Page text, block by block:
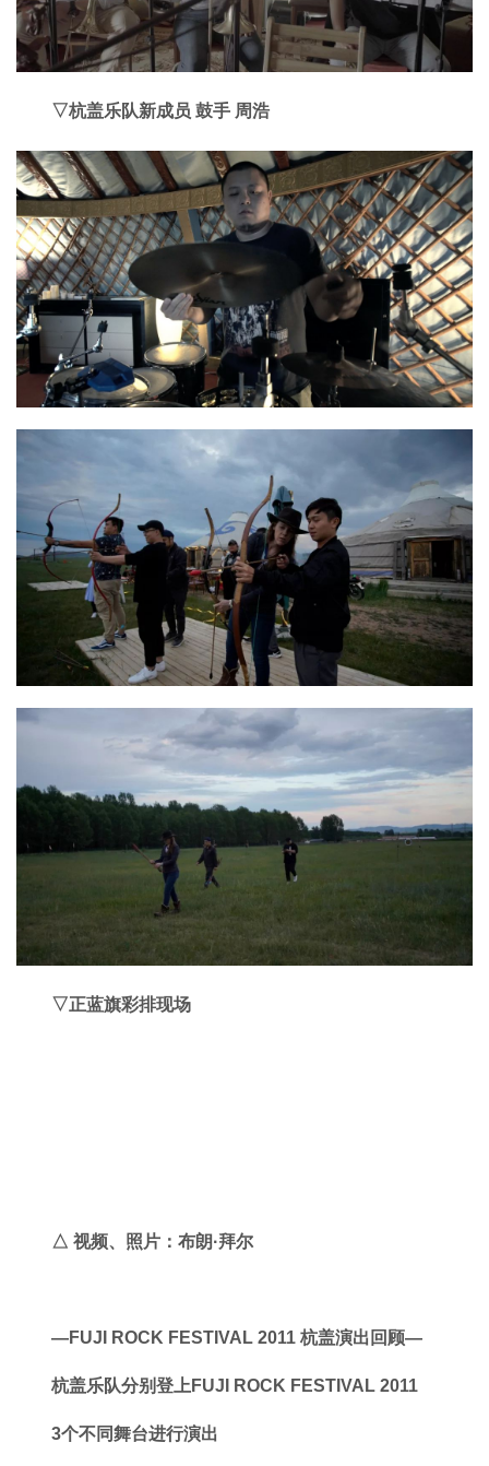
▽杭盖乐队新成员 鼓手 周浩
▽正蓝旗彩排现场
△ 视频、照片： 布朗·拜尔
—FUJI ROCK FESTIVAL 2011 杭盖演出回顾—
杭盖乐队分别登上 FUJI ROCK FESTIVAL 2011
3个不同舞台进行演出